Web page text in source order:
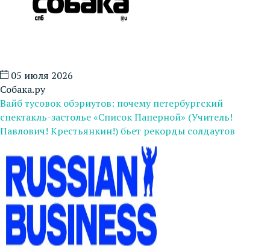
05 июля 2026
Собака.ру
Вайб тусовок обэриутов: почему петербургский
спектакль-застолье «Список Паперной» (Учитель!
Павлович! Крестьянкин!) бьет рекорды солдаутов